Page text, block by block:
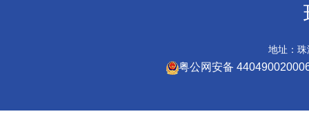
地址：
粤公网安备